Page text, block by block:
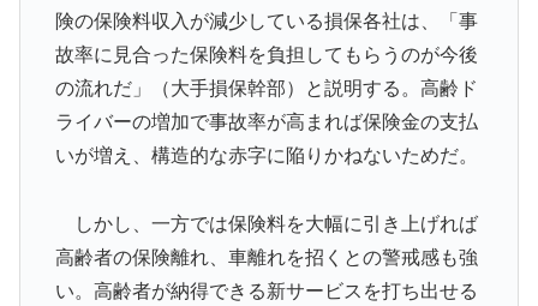
険の保険料収入が減少している損保各社は、「事
故率に見合った保険料を負担してもらうのが今後
の流れだ」（大手損保幹部）と説明する。高齢ド
ライバーの増加で事故率が高まれば保険金の支払
いが増え、構造的な赤字に陥りかねないためだ。
しかし、一方では保険料を大幅に引き上げれば
高齢者の保険離れ、車離れを招くとの警戒感も強
い。高齢者が納得できる新サービスを打ち出せる